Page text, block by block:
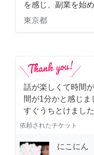
を感じ、副業を始
東京都
話が楽しくて時間
間が1分かと感じ
すぐうちとけまし
依頼されたチケット
にこにん